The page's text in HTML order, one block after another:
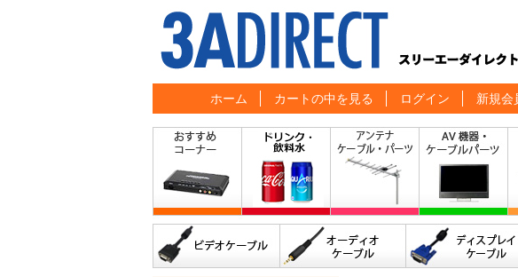
ホーム カートの中を見る ログイン 新規会